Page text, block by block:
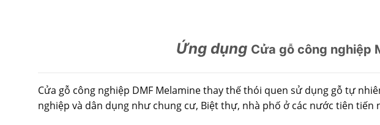
Ứng dụng Cửa gỗ công nghiệp
Cửa gỗ công nghiệp DMF Melamine thay thế thói quen sử dụng gỗ tự
nghiệp và dân dụng như chung cư, Biệt thự, nhà phố ở các nước tiên tiến